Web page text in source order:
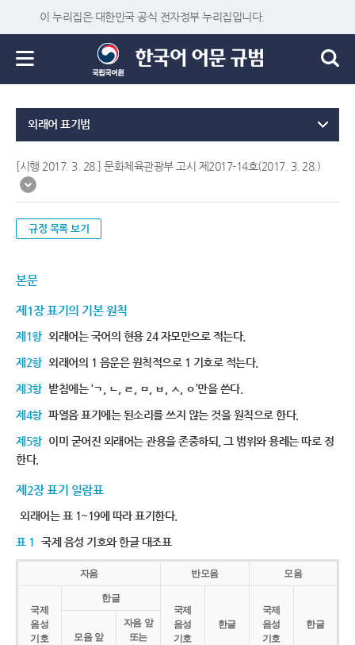
이 누리집은 대한민국 공식 전자정부 누리집입니다.
외래어 표기법
[시행 2017. 3. 28.] 문화체육관광부 고시 제2017-14호(2017. 3. 28.)
규정 목록 보기
본문
제1장 표기의 기본 원칙
제1항 외래어는 국어의 현용 24 자모만으로 적는다.
제2항 외래어의 1 음운은 원칙적으로 1 기호로 적는다.
제3항 받침에는 ‘ㄱ, ㄴ, ㄹ, ㅁ, ㅂ, ㅅ, ㅇ’만을 쓴다.
제4항 파열음 표기에는 된소리를 쓰지 않는 것을 원칙으로 한다.
제5항 이미 굳어진 외래어는 관용을 존중하되, 그 범위와 용례는 따로 정
한다.
제2장 표기 일람표
외래어는 표 1~19에 따라 표기한다.
표 1 국제 음성 기호와 한글 대조표
자음 반모음 모음
국제
음성
기호
한글
국제
음성
기호
한글
국제
음성
기호
한글
모음 앞
자음 앞
또는